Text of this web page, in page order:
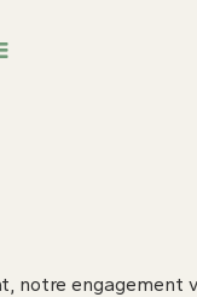
notre engagement